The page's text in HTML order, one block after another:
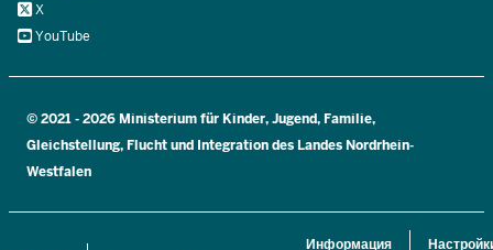
Информация
X
YouTube
© 2021 - 2026 Ministerium für Kinder, Jugend, Familie,
Gleichstellung, Flucht und Integration des Landes Nordrhein-
Westfalen